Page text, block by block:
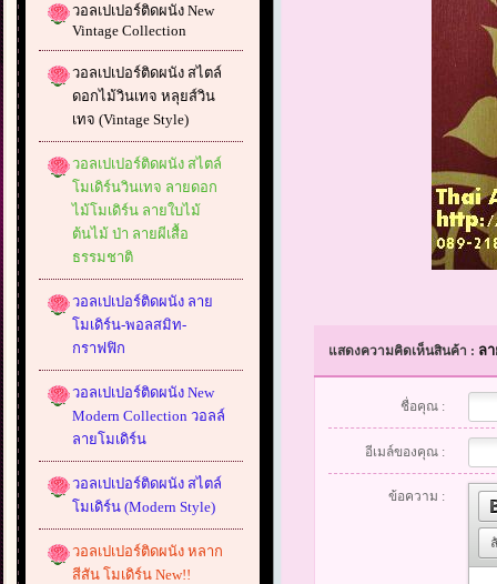
วอลเปเปอร์ติดผนัง New
Vintage Collection
วอลเปเปอร์ติดผนัง สไตล์
ดอกไม้วินเทจ หลุยส์วิน
เทจ (Vintage Style)
วอลเปเปอร์ติดผนัง สไตล์
โมเดิร์นวินเทจ ลายดอก
ไม้โมเดิร์น ลายใบไม้
ต้นไม้ ป่า ลายผีเสื้อ
ธรรมชาติ
วอลเปเปอร์ติดผนัง ลาย
โมเดิร์น-พอลสมิท-
กราฟฟิก
วอลเปเปอร์ติดผนัง New
Modern Collection วอลล์
ลายโมเดิร์น
วอลเปเปอร์ติดผนัง สไตล์
โมเดิร์น (Modern Style)
วอลเปเปอร์ติดผนัง หลาก
สีสัน โมเดิร์น New!!
แสดงความคิดเห็นสินค้า : ล
ชื่อคุณ :
อีเมล์ของคุณ :
ข้อความ :